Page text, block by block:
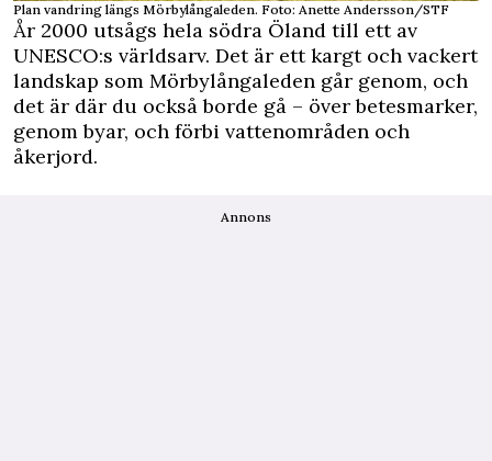
Plan vandring längs Mörbylångaleden. Foto: Anette Andersson/STF
År 2000 utsågs hela södra Öland till ett av
UNESCO:s världsarv. Det är ett kargt och vackert
landskap som Mörbylångaleden går genom, och
det är där du också borde gå – över betesmarker,
genom byar, och förbi vattenområden och
åkerjord.
Annons